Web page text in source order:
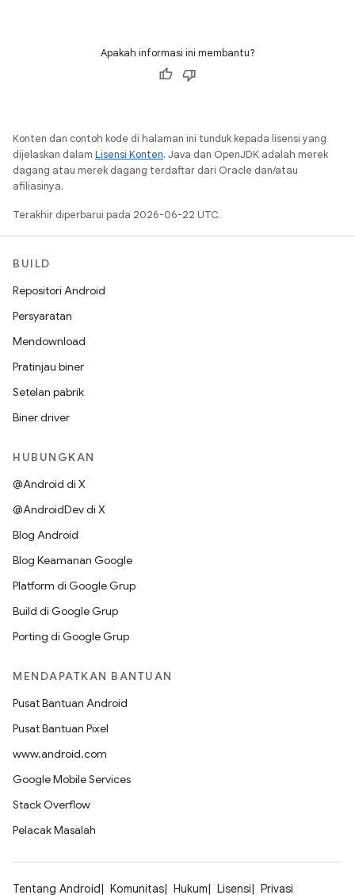
Apakah informasi ini membantu?
Konten dan contoh kode di halaman ini tunduk kepada lisensi yang
dijelaskan dalam Lisensi Konten. Java dan OpenJDK adalah merek
dagang atau merek dagang terdaftar dari Oracle dan/atau
afiliasinya.
Terakhir diperbarui pada 2026-06-22 UTC.
BUILD
Repositori Android
Persyaratan
Mendownload
Pratinjau biner
Setelan pabrik
Biner driver
HUBUNGKAN
@Android di X
@AndroidDev di X
Blog Android
Blog Keamanan Google
Platform di Google Grup
Build di Google Grup
Porting di Google Grup
MENDAPATKAN BANTUAN
Pusat Bantuan Android
Pusat Bantuan Pixel
www.android.com
Google Mobile Services
Stack Overflow
Pelacak Masalah
Tentang Android Komunitas Hukum Lisensi Privasi